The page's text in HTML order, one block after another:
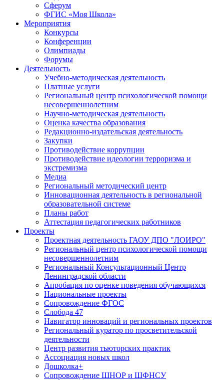
Сферум
ФГИС «Моя Школа»
Мероприятия
Конкурсы
Конференции
Олимпиады
Форумы
Деятельность
Учебно-методическая деятельность
Платные услуги
Региональный центр психологической помощи
несовершеннолетним
Научно-методическая деятельность
Оценка качества образования
Редакционно-издательская деятельность
Закупки
Противодействие коррупции
Противодействие идеологии терроризма и
экстремизма
Медиа
Региональный методический центр
Инновационная деятельность в региональной
образовательной системе
Планы работ
Аттестация педагогических работников
Проекты
Проектная деятельность ГАОУ ДПО "ЛОИРО"
Региональный центр психологической помощи
несовершеннолетним
Региональный Консультационный Центр
Ленинградской области
Апробация по оценке поведения обучающихся
Национальные проекты
Сопровождение ФГОС
Слобода 47
Навигатор инноваций и региональных проектов
Региональный куратор по просветительской
деятельности
Центр развития тьюторских практик
Ассоциация новых школ
Дошколка+
Сопровождение ШНОР и ШФНСУ